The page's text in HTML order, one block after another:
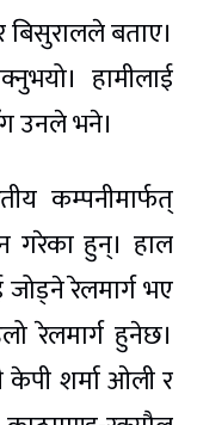
बिसुरालले बताए।
हामीलाई
उनले भने।
कम्पनीमार्फत्
गरेका हुन्। हाल
जोड्ने रेलमार्ग भए
रेलमार्ग हुनेछ।
केपी शर्मा ओली र